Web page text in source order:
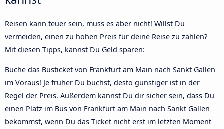
Reisen kann teuer sein, muss es aber nicht! Willst Du
vermeiden, einen zu hohen Preis für deine Reise zu zahlen?
Mit diesen Tipps, kannst Du Geld sparen:
Buche das Busticket von Frankfurt am Main nach Sankt Gallen
im Voraus! Je früher Du buchst, desto günstiger ist in der
Regel der Preis. Außerdem kannst Du dir sicher sein, dass Du
einen Platz im Bus von Frankfurt am Main nach Sankt Gallen
bekommst, wenn Du das Ticket nicht erst im letzten Moment